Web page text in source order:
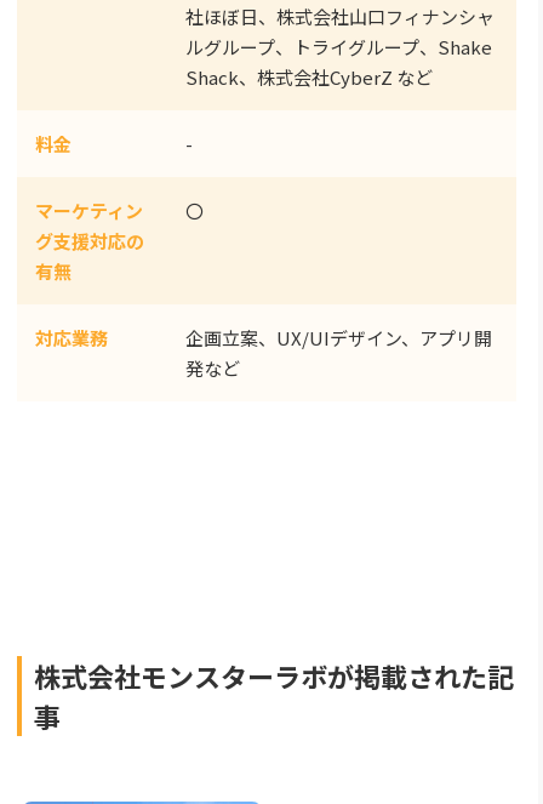
社ほぼ日、株式会社山口フィナンシャ
ルグループ、トライグループ、Shake
Shack、株式会社CyberZ など
料金 -
マーケティン
グ支援対応の
有無
〇
対応業務
企画立案、UX/UIデザイン、アプリ開
発など
株式会社モンスターラボが掲載された記
事